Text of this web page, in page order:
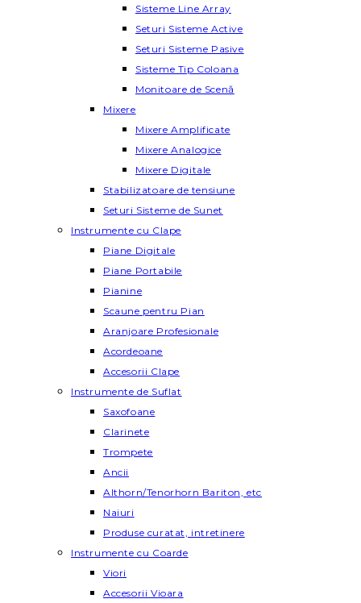
Sisteme Line Array
Seturi Sisteme Active
Seturi Sisteme Pasive
Sisteme Tip Coloana
Monitoare de Scenă
Mixere
Mixere Amplificate
Mixere Analogice
Mixere Digitale
Stabilizatoare de tensiune
Seturi Sisteme de Sunet
Instrumente cu Clape
Piane Digitale
Piane Portabile
Pianine
Scaune pentru Pian
Aranjoare Profesionale
Acordeoane
Accesorii Clape
Instrumente de Suflat
Saxofoane
Clarinete
Trompete
Ancii
Althorn/Tenorhorn Bariton, etc
Naiuri
Produse curatat, intretinere
Instrumente cu Coarde
Viori
Accesorii Vioara